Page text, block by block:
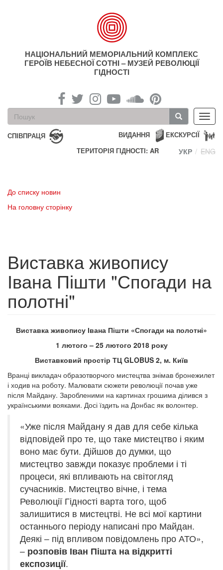
НАЦІОНАЛЬНИЙ МЕМОРІАЛЬНИЙ КОМПЛЕКС
ГЕРОЇВ НЕБЕСНОЇ СОТНІ – МУЗЕЙ РЕВОЛЮЦІЇ
ГІДНОСТІ
Пошукова
форма
Пошук
СПІВПРАЦЯ ЕКСКУРСІЇ
ВИДАННЯ
ТЕРИТОРІЯ ГІДНОСТІ: AR
УКР ENG
До списку новин
На головну сторінку
Виставка живопису
Івана Пішти "Спогади на
полотні"
Виставка живопису Івана Пішти «Спогади на полотні»
1 лютого – 25 лютого 2018 року
Виставковий простір ТЦGLOBUS 2, м. Київ
Вранці викладач образотворчого мистецтва знімав бронежилет
і ходив на роботу. Малювати сюжети революції почав уже
після Майдану. Заробленими на картинах грошима ділився з
українськими вояками. Досі їздить на Донбас як волонтер.
«Уже після Майдану я дав для себе кілька
відповідей про те, що таке мистецтво і яким
воно має бути. Дійшов до думки, що
мистецтво завжди показує проблеми і ті
процеси, які впливають на світогляд
сучасників. Мистецтво вічне, і тема
Революції Гідності варта того, щоб
залишитися в мистецтві. Не всі мої картини
останнього періоду написані про Майдан.
Деякі – під впливом повідомлень про АТО»,
– розповів Іван Пішта на відкритті
експозиції.